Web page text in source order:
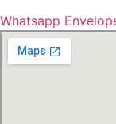
Whatsapp